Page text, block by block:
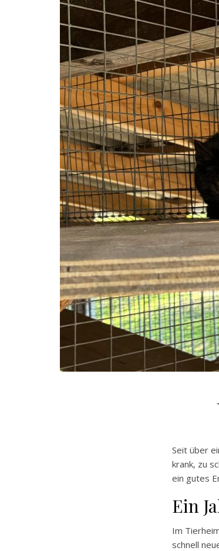
Seit über
krank, zu
ein gutes
Ein
Im
schnell